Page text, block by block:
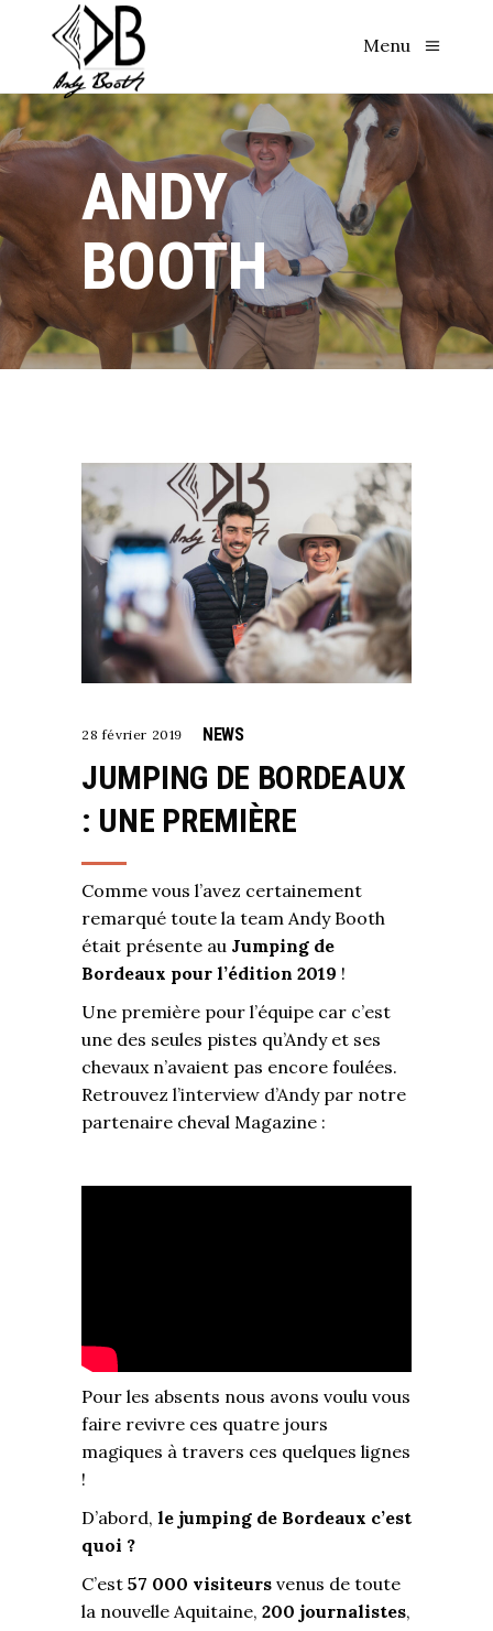
Menu
ANDY
BOOTH
28 février 2019 NEWS
JUMPING DE BORDEAUX
: UNE PREMIÈRE
Comme vous l’avez certainement
remarqué toute la team Andy Booth
était présente au Jumping de
Bordeaux pour l’édition 2019 !
Une première pour l’équipe car c’est
une des seules pistes qu’Andy et ses
chevaux n’avaient pas encore foulées.
Retrouvez l’interview d’Andypar notre
partenaire cheval Magazine :
Pour les absents nous avons voulu vous
faire revivre ces quatre jours
magiques à travers ces quelques lignes
!
D’abord, le jumping de Bordeaux c’est
quoi ?
C’est 57 000 visiteurs venus de toute
la nouvelle Aquitaine, 200 journalistes,